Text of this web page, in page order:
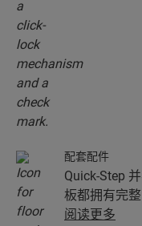
配套配件
Quick-Step
板都拥有完
匹配的地垫
阅读更多